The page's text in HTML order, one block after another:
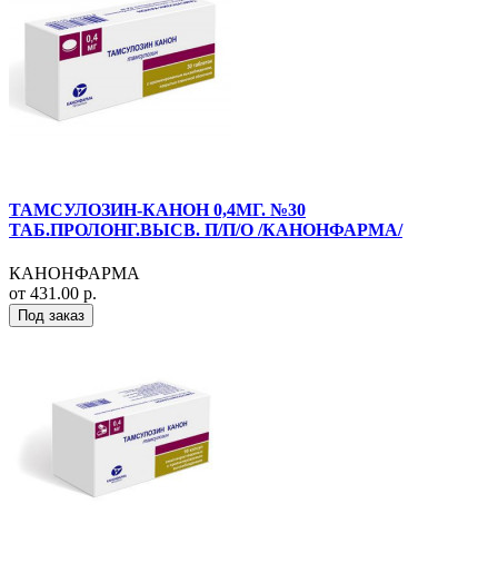
ТАМСУЛОЗИН-КАНОН 0,4МГ. №30
ТАБ.ПРОЛОНГ.ВЫСВ. П/П/О /КАНОНФАРМА/
КАНОНФАРМА
от 431.00 р.
Под заказ